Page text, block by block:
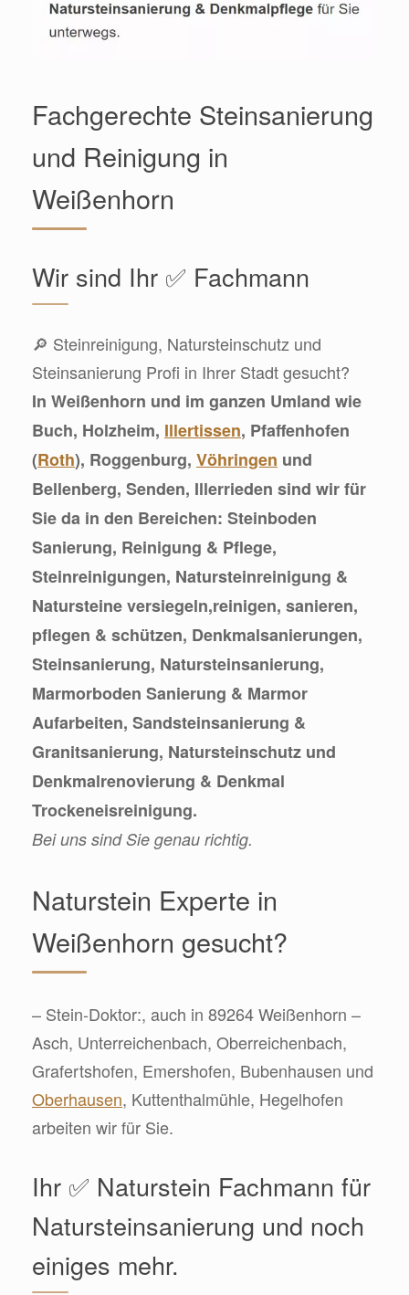
Fachgerechte Steinsanierung
und Reinigung in
Weißenhorn
Wir sind Ihr ✅ Fachmann
🔎 Steinreinigung, Natursteinschutz und
Steinsanierung Profi in Ihrer Stadt gesucht?
In Weißenhorn und im ganzen Umland wie
Buch, Holzheim, Illertissen, Pfaffenhofen
(Roth), Roggenburg, Vöhringen und
Bellenberg, Senden, Illerrieden sind wir für
Sie da in den Bereichen: Steinboden
Sanierung, Reinigung & Pflege,
Steinreinigungen, Natursteinreinigung &
Natursteine versiegeln,reinigen, sanieren,
pflegen & schützen, Denkmalsanierungen,
Steinsanierung, Natursteinsanierung,
Marmorboden Sanierung & Marmor
Aufarbeiten, Sandsteinsanierung &
Granitsanierung, Natursteinschutz und
Denkmalrenovierung & Denkmal
Trockeneisreinigung.
Bei uns sind Sie genau richtig.
Naturstein Experte in
Weißenhorn gesucht?
– Stein-Doktor:, auch in 89264 Weißenhorn –
Asch, Unterreichenbach, Oberreichenbach,
Grafertshofen, Emershofen, Bubenhausen und
Oberhausen, Kuttenthalmühle, Hegelhofen
arbeiten wir für Sie.
Ihr ✅ Naturstein Fachmann für
Natursteinsanierung und noch
einiges mehr.